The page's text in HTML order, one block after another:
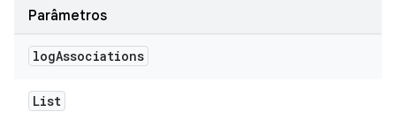
Parâmetros
logAssociations
List